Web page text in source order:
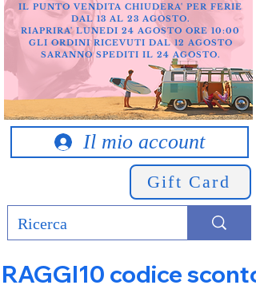
Il mio account
Gift Card
IL PUNTO VENDITA CHIUDERA' PER FERIE
DAL 13 AL 23 AGOSTO.
RIAPRIRA' LUNEDI 24 AGOSTO ORE 10:00
GLI ORDINI RICEVUTI DAL 12 AGOSTO
SARANNO SPEDITI IL 24 AGOSTO.
RAGGI10 codice